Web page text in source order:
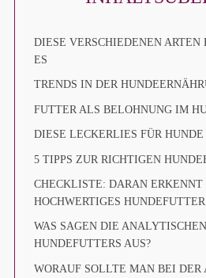
DIESE VERSCHIEDENEN
ES
TRENDS IN DER
FUTTER ALS BELOHNUNG IM
DIESE LECKERLIES FÜR HUNDE
5 TIPPS ZUR RICHTIGEN
CHECKLISTE: DARAN ERKENNT
HOCHWERTIGES HUNDEFUTTER
WAS SAGEN DIE
HUNDEFUTTERS AUS?
WORAUF SOLLTE MAN BEI DER